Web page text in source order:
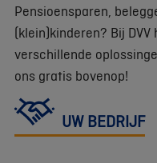
Pensioensparen,
(klein)kinderen? Bij
verschillende
ons gratis bovenop!
UW BEDRIJF